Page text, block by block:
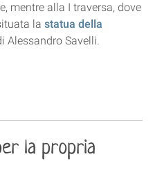
mentre alla I traversa, dove
la statua della
Alessandro Savelli.
la propria